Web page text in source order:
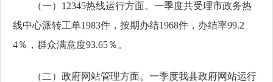
（一）12345热线运行方面。一季度共受理市政务热
线中心派转工单1983件，按期办结1968件，办结率99.2
4％，群众满意度93.65％。
（二）政府网站管理方面。一季度我县政府网站运行